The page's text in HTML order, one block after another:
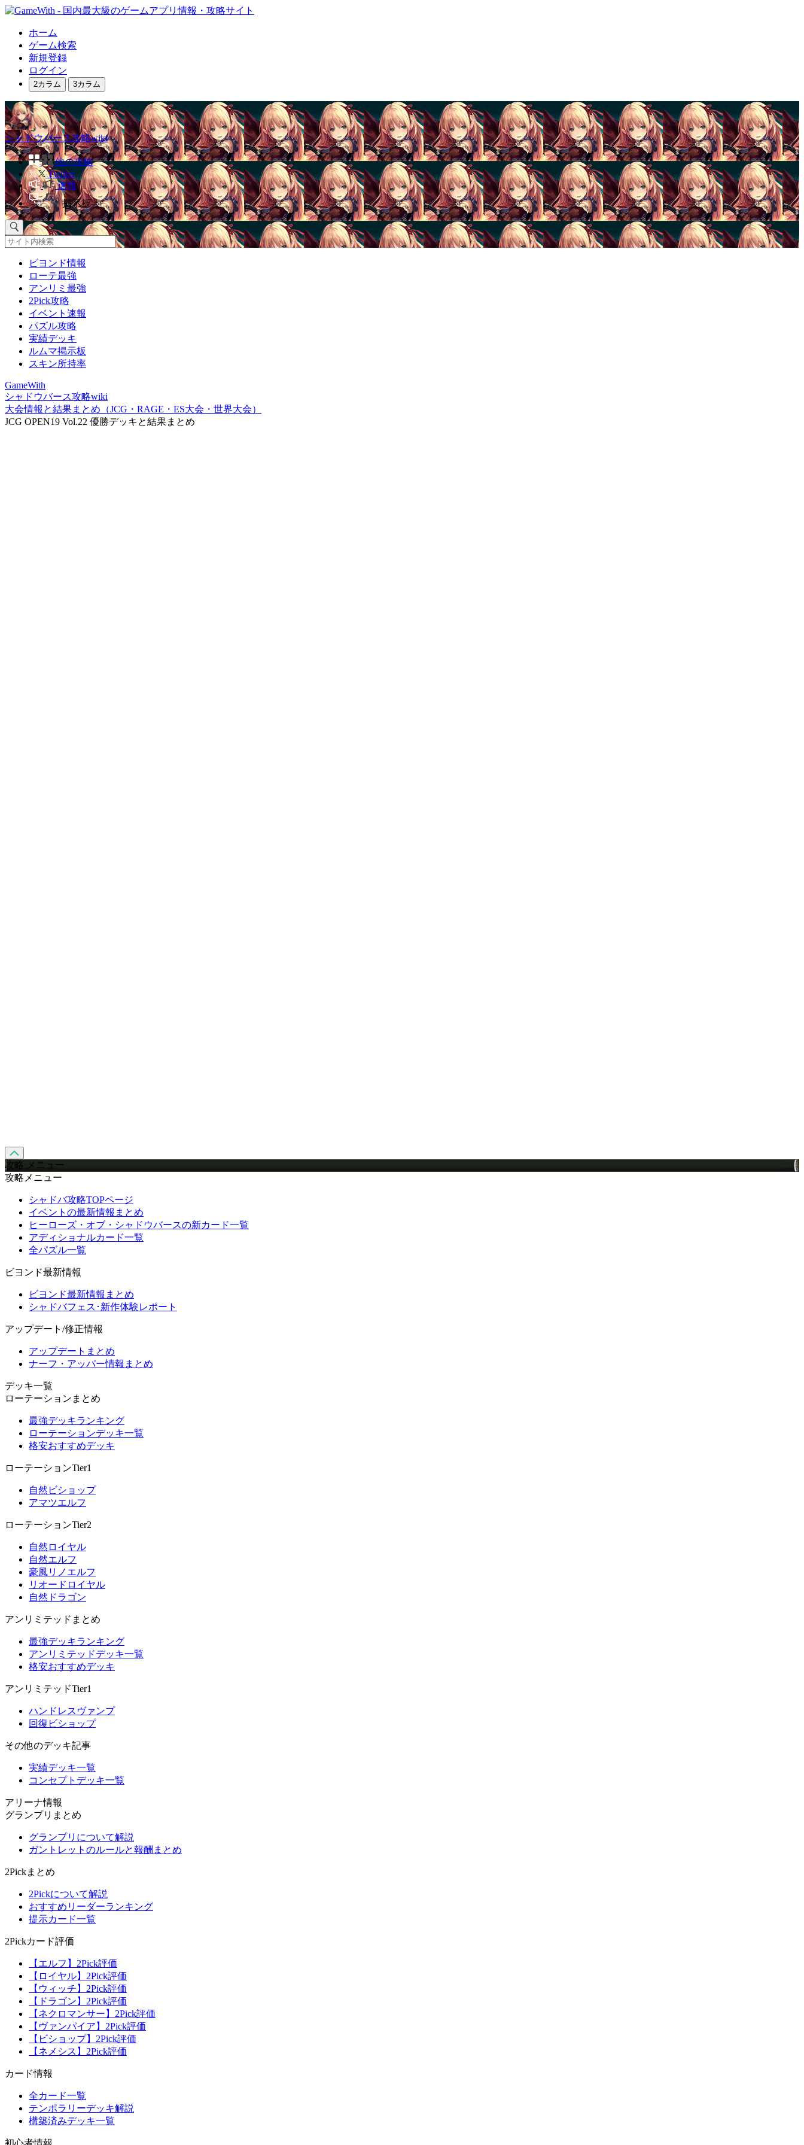
ホーム
ゲーム検索
新規登録
ログイン
2カラム 3カラム
シャドウバース攻略wiki
他の攻略
Twitter
速報
掲示板
ビヨンド情報
ローテ最強
アンリミ最強
2Pick攻略
イベント速報
パズル攻略
実績デッキ
ルムマ掲示板
スキン所持率
GameWith
シャドウバース攻略wiki
大会情報と結果まとめ（JCG・RAGE・ES大会・世界大会）
JCG OPEN19 Vol.22 優勝デッキと結果まとめ
攻略 メニュー
攻略メニュー
シャドバ攻略TOPページ
イベントの最新情報まとめ
ヒーローズ・オブ・シャドウバースの新カード一覧
アディショナルカード一覧
全パズル一覧
ビヨンド最新情報
ビヨンド最新情報まとめ
シャドバフェス･新作体験レポート
アップデート/修正情報
アップデートまとめ
ナーフ・アッパー情報まとめ
デッキ一覧
ローテーションまとめ
最強デッキランキング
ローテーションデッキ一覧
格安おすすめデッキ
ローテーションTier1
自然ビショップ
アマツエルフ
ローテーションTier2
自然ロイヤル
自然エルフ
豪風リノエルフ
リオードロイヤル
自然ドラゴン
アンリミテッドまとめ
最強デッキランキング
アンリミテッドデッキ一覧
格安おすすめデッキ
アンリミテッドTier1
ハンドレスヴァンプ
回復ビショップ
その他のデッキ記事
実績デッキ一覧
コンセプトデッキ一覧
アリーナ情報
グランプリまとめ
グランプリについて解説
ガントレットのルールと報酬まとめ
2Pickまとめ
2Pickについて解説
おすすめリーダーランキング
提示カード一覧
2Pickカード評価
【エルフ】2Pick評価
【ロイヤル】2Pick評価
【ウィッチ】2Pick評価
【ドラゴン】2Pick評価
【ネクロマンサー】2Pick評価
【ヴァンパイア】2Pick評価
【ビショップ】2Pick評価
【ネメシス】2Pick評価
カード情報
全カード一覧
テンポラリーデッキ解説
構築済みデッキ一覧
初心者情報